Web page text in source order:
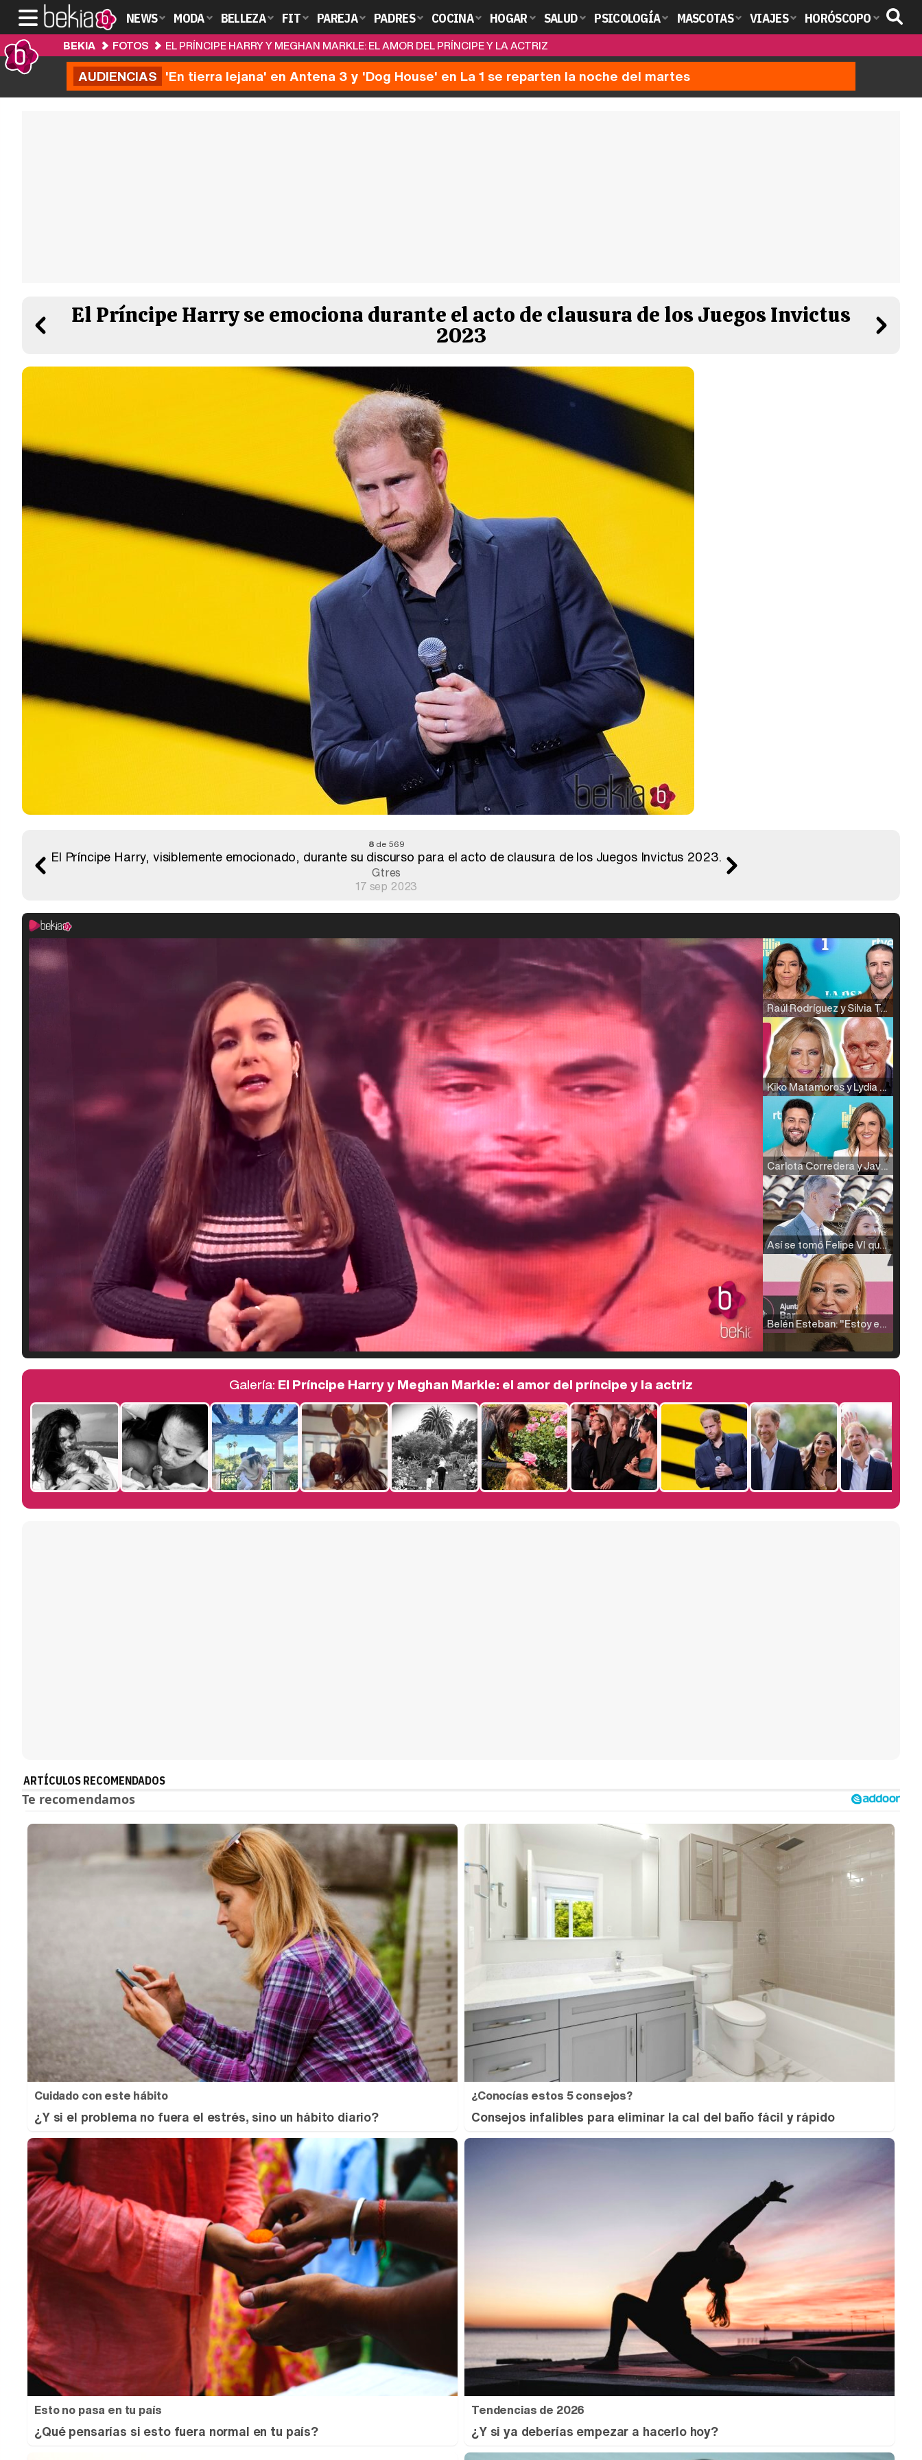
NEWS MODA BELLEZA FIT PAREJA PADRES COCINA HOGAR SALUD PSICOLOGÍA MASCOTAS VIAJES HORÓSCOPO
BEKIA FOTOS EL PRÍNCIPE HARRY Y MEGHAN MARKLE: EL AMOR DEL PRÍNCIPE Y LA ACTRIZ
AUDIENCIAS 'En tierra lejana' en Antena 3 y 'Dog House' en La 1 se reparten la noche del martes
El Príncipe Harry se emociona durante el acto de clausura de los Juegos Invictus
2023
8 de 569
El Príncipe Harry, visiblemente emocionado, durante su discurso para el acto de clausura de los Juegos Invictus 2023.
Gtres
17 sep 2023
Raúl Rodríguez y Silvia Taulés nos cuentan su papel en 'La familia de la tele'
Kiko Matamoros y Lydia Lozano: "Nuestro público es de todas las edades y RTVE tiene un público muy pegado a las novelas, al que tenemos que captar"
Carlota Corredera y Javier de Hoyos: "La tele tiene que representar al público también y aquí están todos los perfiles posibles&quo;
Así se tomó Felipe VI que la Infanta Sofía no quisiera recibir formación militar
Belén Esteban: "Estoy emocionada, muy contenta y muy feliz por llegar a RTVE"
Manu Baqueiro: "Tuve como referente a Bruce Willis en 'Luz de Luna' para mi trabajo en la serie 'Perdiendo el juicio'"
Magdalena de Suecia responde a las críticas y explica por qué le han permitido lanzar su propio negocio
Galería: El Príncipe Harry y Meghan Markle: el amor del príncipe y la actriz
ARTÍCULOS RECOMENDADOS
Cuidado con este hábito
¿Y si el problema no fuera el estrés, sino un hábito diario?
¿Conocías estos 5 consejos?
Consejos infalibles para eliminar la cal del baño fácil y rápido
Esto no pasa en tu país
¿Qué pensarías si esto fuera normal en tu país?
Tendencias de 2026
¿Y si ya deberías empezar a hacerlo hoy?